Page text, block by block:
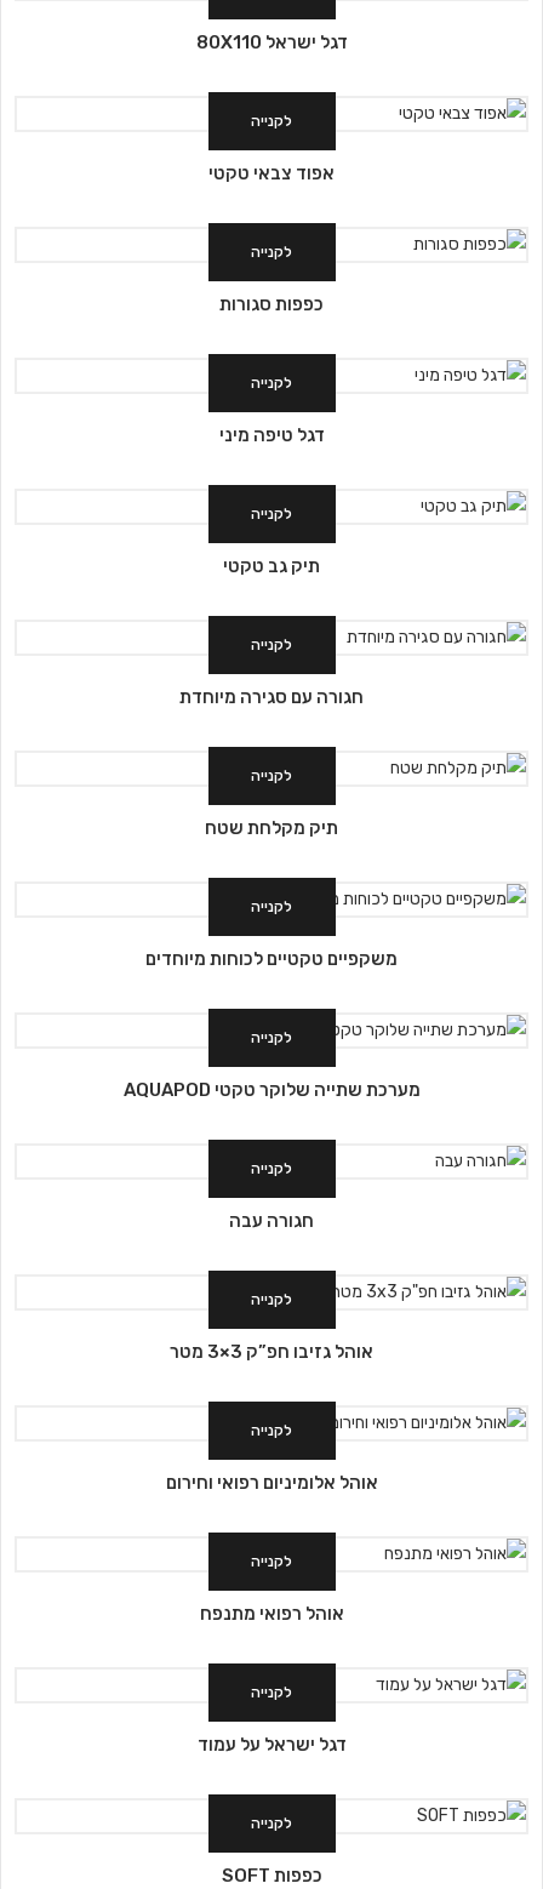
דגל ישראל 80X110
לקנייה
אפוד צבאי טקטי
לקנייה
כפפות סגורות
לקנייה
דגל טיפה מיני
לקנייה
תיק גב טקטי
לקנייה
חגורה עם סגירה מיוחדת
לקנייה
תיק מקלחת שטח
לקנייה
משקפיים טקטיים לכוחות מיוחדים
לקנייה
מערכת שתייה שלוקר טקטי AQUAPOD
לקנייה
חגורה עבה
לקנייה
אוהל גזיבו חפ”ק 3×3 מטר
לקנייה
אוהל אלומיניום רפואי וחירום
לקנייה
אוהל רפואי מתנפח
לקנייה
דגל ישראל על עמוד
לקנייה
כפפות SOFT